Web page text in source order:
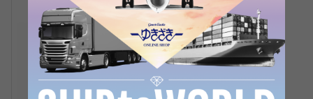
卡地亚
卡地亚猎豹
手镯尺寸:17.5cm
型号： W3PN0007
产品编号： W210070